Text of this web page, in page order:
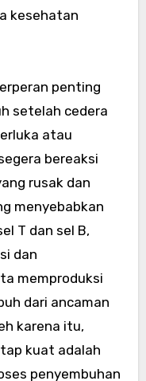
kesehatan
penting
setelah cedera
atau
bereaksi
rusak dan
menyebabkan
T dan sel B,
dan
memproduksi
dari ancaman
karena itu,
kuat adalah
penyembuhan